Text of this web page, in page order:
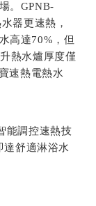
。GPNB-
器更速熱，
高達70%，但
熱水爐厚度僅
速熱電熱水
能調控速熱技
達舒適淋浴水